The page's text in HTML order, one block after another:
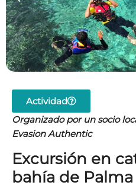
Actividad
Organizado por un socio
Evasion Authentic
Excursión en
bahía de